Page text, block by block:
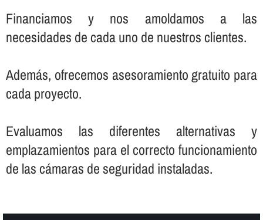
Financiamos y nos amoldamos a las
necesidades de cada uno de nuestros clientes.
Además, ofrecemos asesoramiento gratuito para
cada proyecto.
Evaluamos las diferentes alternativas y
emplazamientos para el correcto funcionamiento
de las cámaras de seguridad instaladas.